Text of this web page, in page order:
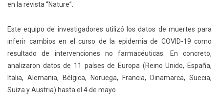
en la revista “Nature”.
Este equipo de investigadores utilizó los datos de muertes para
inferir cambios en el curso de la epidemia de COVID-19 como
resultado de intervenciones no farmacéuticas. En concreto,
analizaron datos de 11 países de Europa (Reino Unido, España,
Italia, Alemania, Bélgica, Noruega, Francia, Dinamarca, Suecia,
Suiza y Austria) hasta el 4 de mayo.